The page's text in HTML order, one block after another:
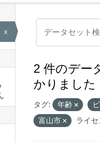
x
2 件のデー
かりました
タグ: 年齢
富山市
ライ